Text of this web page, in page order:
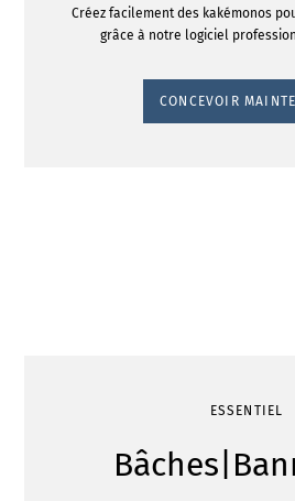
Créez facilement des kakémonos
grâce à notre logiciel
CONCEVOIR
ESSENTIEL